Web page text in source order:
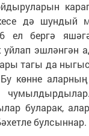
дә шундый
ел бергә
эшләнгән
тагы да
көнне
буларак,
булсыннар.